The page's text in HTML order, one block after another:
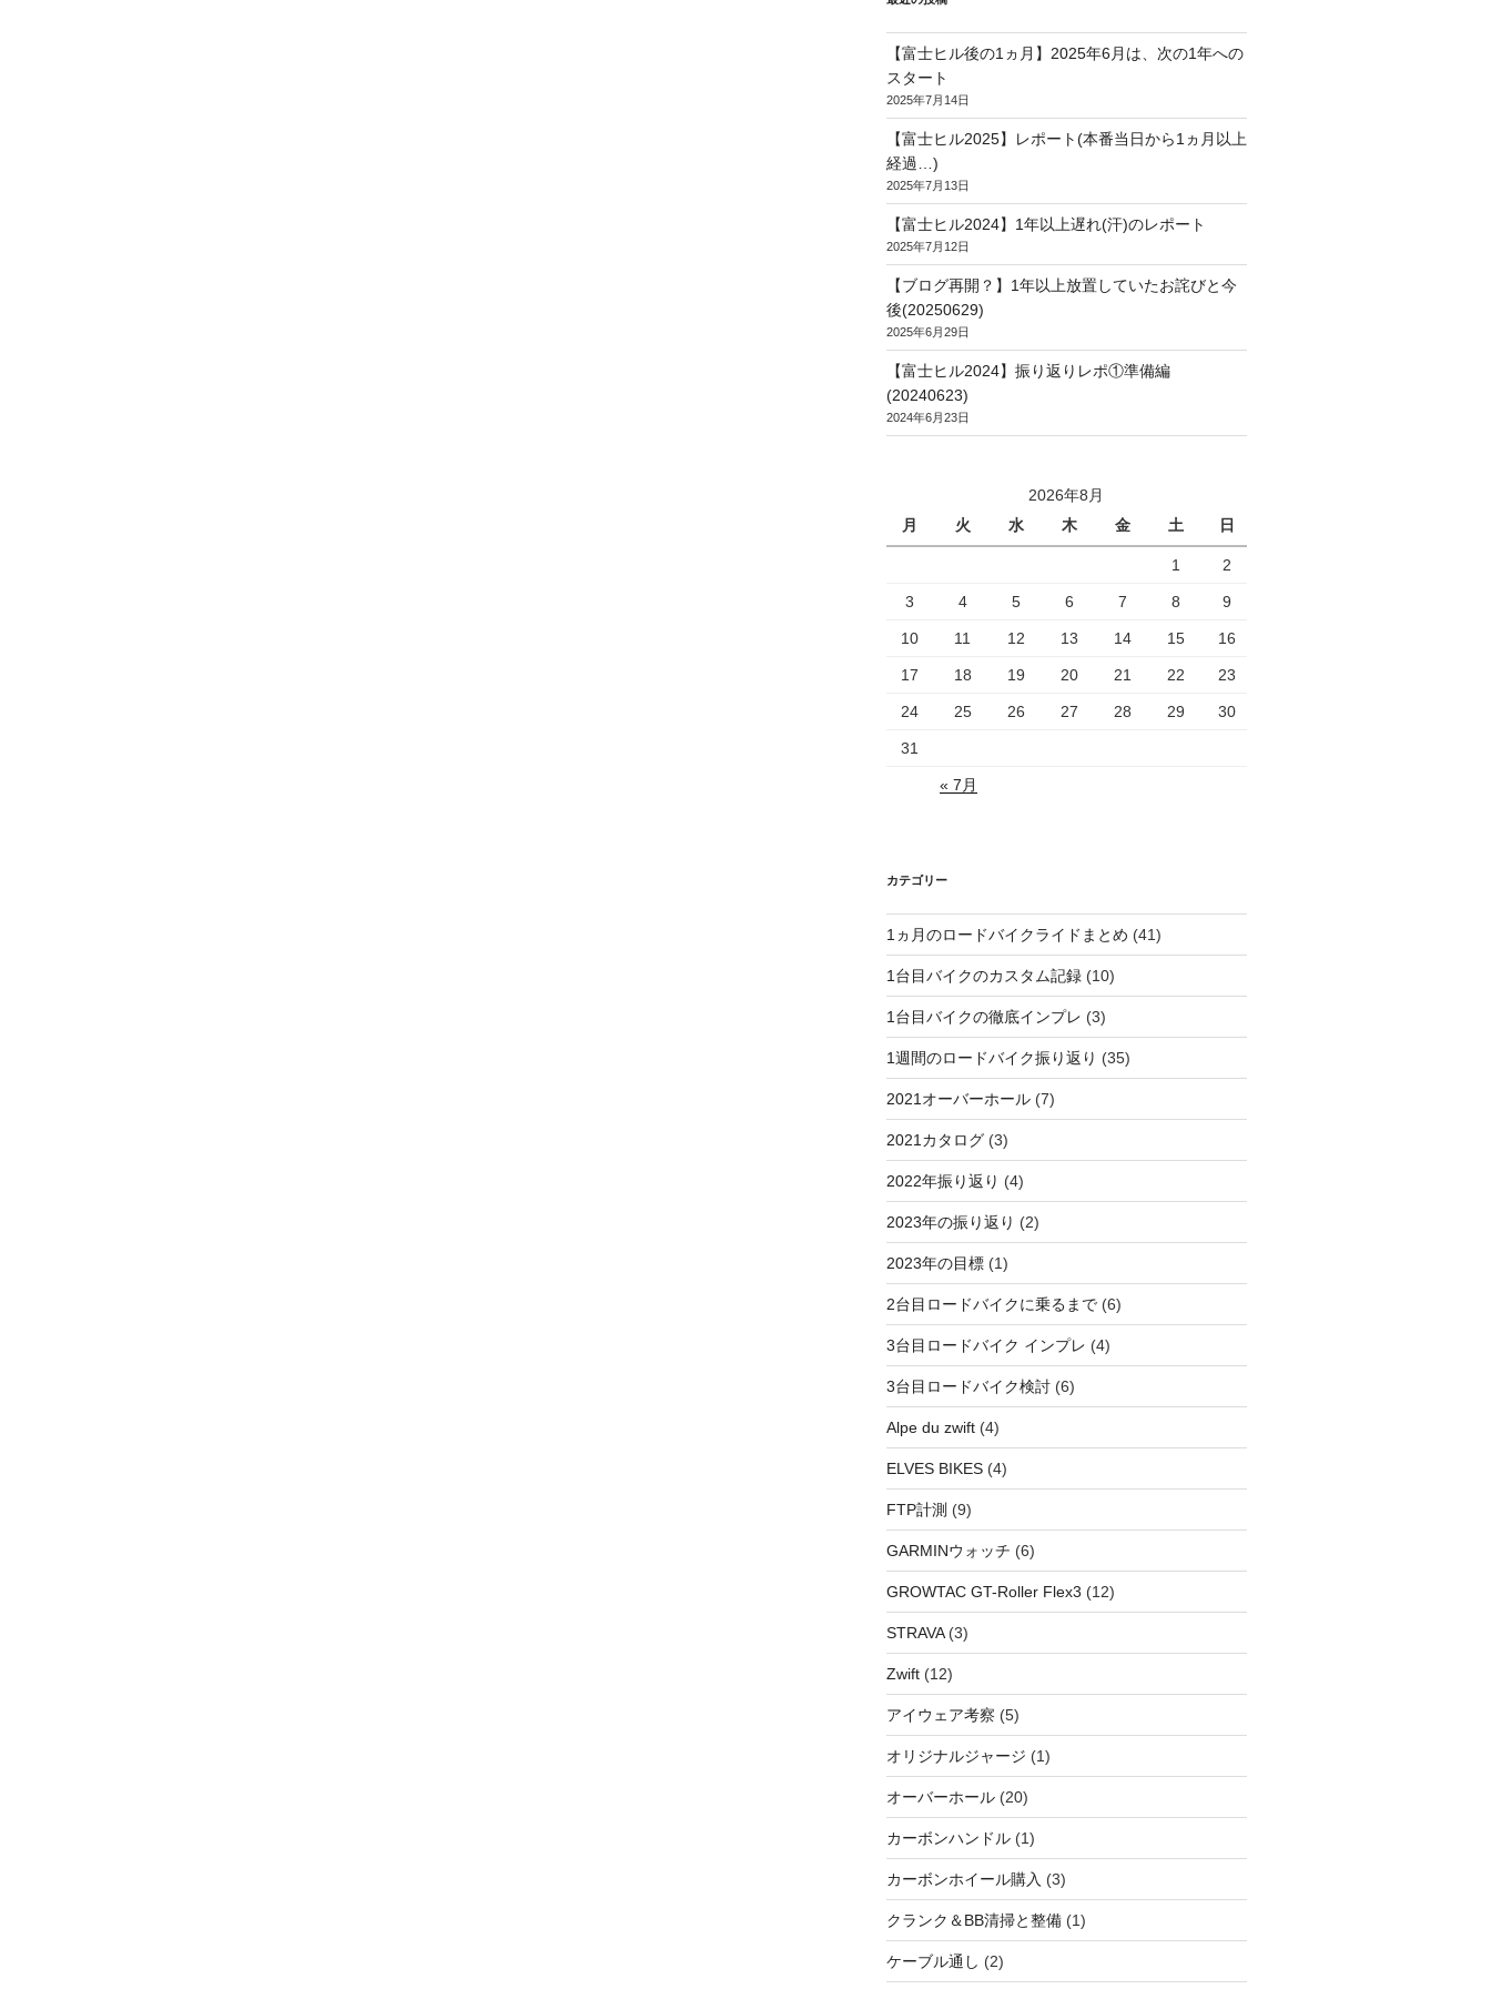
【富士ヒル後の1ヵ月】2025年6月は、次の1年への
スタート
2025年7月14日
【富士ヒル2025】レポート(本番当日から1ヵ月以上
経過…)
2025年7月13日
【富士ヒル2024】1年以上遅れ(汗)のレポート
2025年7月12日
【ブログ再開？】1年以上放置していたお詫びと今
後(20250629)
2025年6月29日
【富士ヒル2024】振り返りレポ①準備編
(20240623)
2024年6月23日
2026年8月
月
火 水 木 金 土 日
1 2
3 4 5 6 7 8 9
10 11 12 13 14 15 16
17 18 19 20 21 22 23
24 25 26 27 28 29 30
31
« 7月
カテゴリー
1ヵ月のロードバイクライドまとめ (41)
1台目バイクのカスタム記録(10)
1台目バイクの徹底インプレ (3)
1週間のロードバイク振り返り (35)
2021オーバーホール(7)
2021カタログ(3)
2022年振り返り (4)
2023年の振り返り (2)
2023年の目標(1)
2台目ロードバイクに乗るまで(6)
3台目ロードバイク インプレ (4)
3台目ロードバイク検討(6)
Alpe du zwift(4)
ELVES BIKES(4)
FTP計測 (9)
GARMINウォッチ (6)
GROWTAC GT-Roller Flex3 (12)
STRAVA(3)
Zwift(12)
アイウェア考察 (5)
オリジナルジャージ (1)
オーバーホール(20)
カーボンハンドル(1)
カーボンホイール購入 (3)
クランク＆BB清掃と整備(1)
ケーブル通し (2)